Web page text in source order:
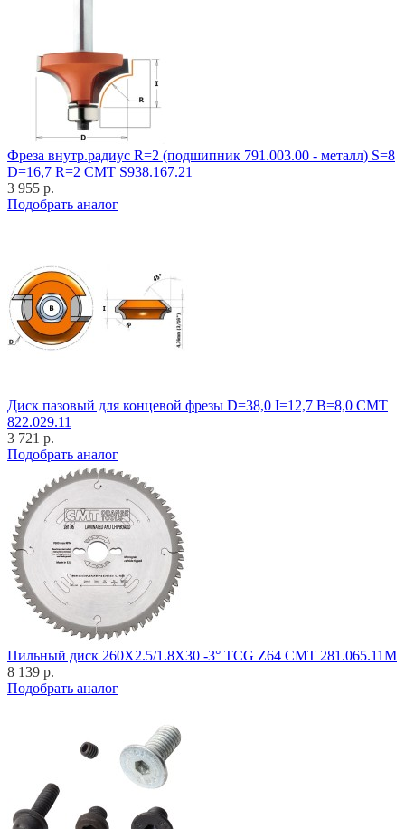
Фреза внутр.радиус R=2 (подшипник 791.003.00 - металл) S=8
D=16,7 R=2 CMT S938.167.21
3 955 р.
Подобрать аналог
Диск пазовый для концевой фрезы D=38,0 I=12,7 B=8,0 CMT
822.029.11
3 721 р.
Подобрать аналог
Пильный диск 260X2.5/1.8X30 -3° TCG Z64 CMT 281.065.11M
8 139 р.
Подобрать аналог